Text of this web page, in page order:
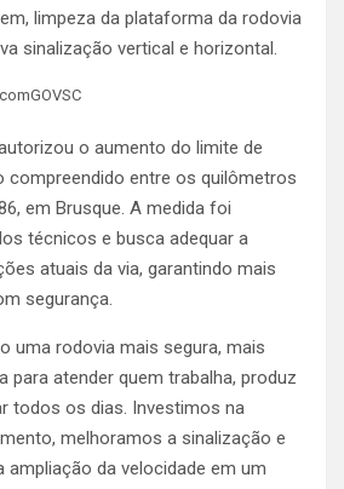
limpeza da plataforma da rodovia
sinalização vertical e horizontal.
o aumento do limite de
compreendido entre os quilômetros
em Brusque. A medida foi
técnicos e busca adequar a
atuais da via, garantindo mais
segurança.
uma rodovia mais segura, mais
para atender quem trabalha, produz
todos os dias. Investimos na
melhoramos a sinalização e
da velocidade em um